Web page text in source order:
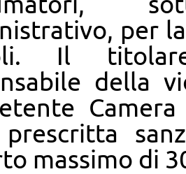
per
Il titolare
della
massimo di